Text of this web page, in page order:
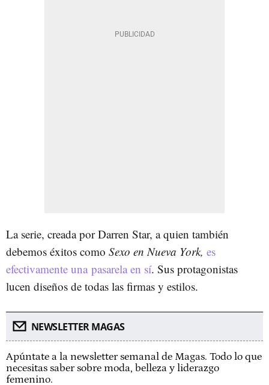
La serie, creada por Darren Star, a quien también
debemos éxitos como Sexo en Nueva York, es
efectivamente una pasarela en sí. Sus protagonistas
lucen diseños de todas las firmas y estilos.
NEWSLETTER MAGAS
Apúntate a la newsletter semanal de Magas. Todo lo que
necesitas saber sobre moda, belleza y liderazgo
femenino.